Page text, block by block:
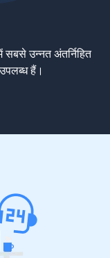
उन्नत अंतर्निहित
हैं।